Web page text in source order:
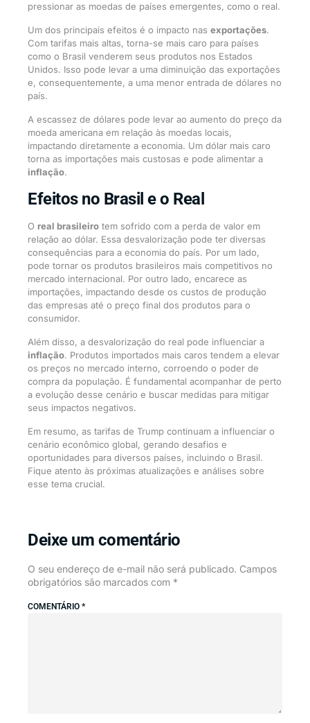
pressionar as moedas de países emergentes, como o real.
Um dos principais efeitos é o impacto nas exportações.
Com tarifas mais altas, torna-se mais caro para países
como o Brasil venderem seus produtos nos Estados
Unidos. Isso pode levar a uma diminuição das exportações
e, consequentemente, a uma menor entrada de dólares no
país.
A escassez de dólares pode levar ao aumento do preço da
moeda americana em relação às moedas locais,
impactando diretamente a economia. Um dólar mais caro
torna as importações mais custosas e pode alimentar a
inflação.
Efeitos no Brasil e o Real
O real brasileiro tem sofrido com a perda de valor em
relação ao dólar. Essa desvalorização pode ter diversas
consequências para a economia do país. Por um lado,
pode tornar os produtos brasileiros mais competitivos no
mercado internacional. Por outro lado, encarece as
importações, impactando desde os custos de produção
das empresas até o preço final dos produtos para o
consumidor.
Além disso, a desvalorização do real pode influenciar a
inflação. Produtos importados mais caros tendem a elevar
os preços no mercado interno, corroendo o poder de
compra da população. É fundamental acompanhar de perto
a evolução desse cenário e buscar medidas para mitigar
seus impactos negativos.
Em resumo, as tarifas de Trump continuam a influenciar o
cenário econômico global, gerando desafios e
oportunidades para diversos países, incluindo o Brasil.
Fique atento às próximas atualizações e análises sobre
esse tema crucial.
Deixe um comentário
O seu endereço de e-mail não será publicado. Campos
obrigatórios são marcados com *
COMENTÁRIO *